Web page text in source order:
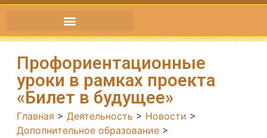
Профориентационные
уроки в рамках проекта
«Билет в будущее»
Главная > Деятельность > Новости >
Дополнительное образование >